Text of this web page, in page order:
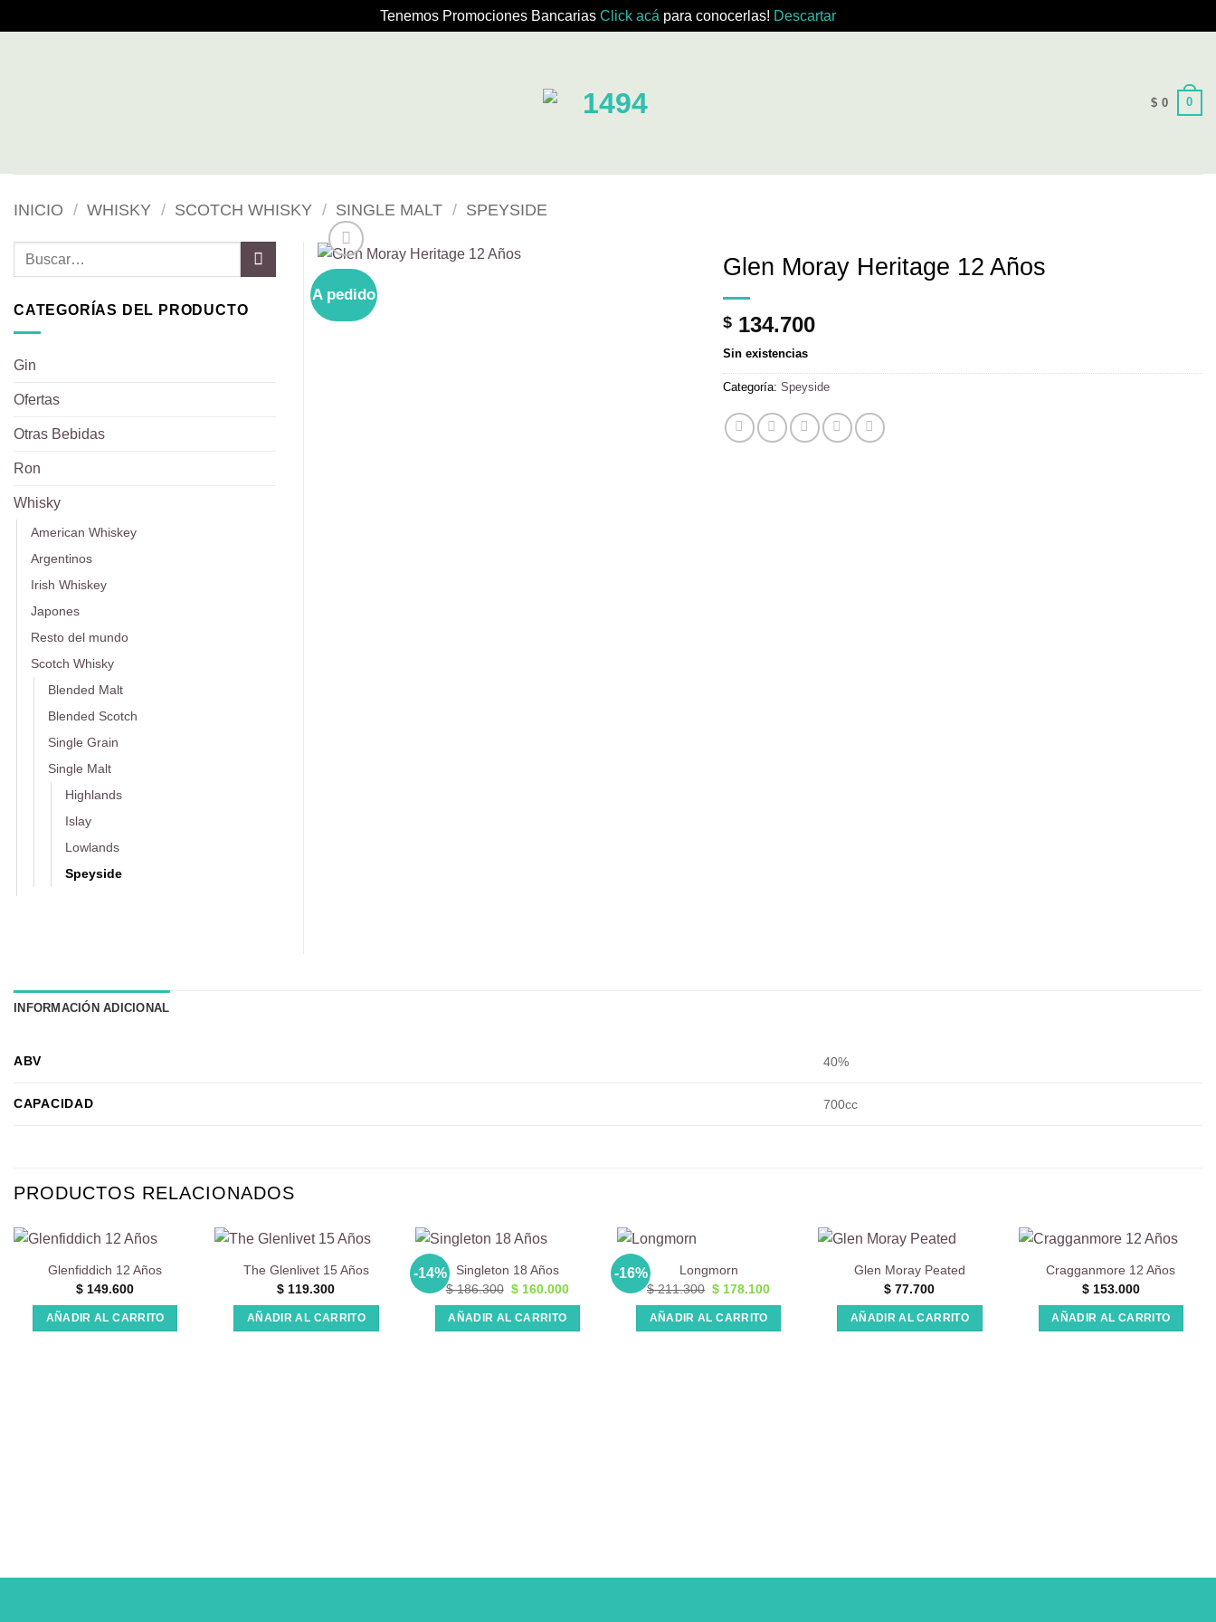
Tenemos Promociones Bancarias Click acá para conocerlas! Descartar
$ 0 0
INICIO / WHISKY / SCOTCH WHISKY / SINGLE MALT / SPEYSIDE
A pedido
Glen Moray Heritage 12 Años
$ 134.700
Sin existencias
Categoría: Speyside
Buscar
CATEGORÍAS DEL PRODUCTO
Gin
Ofertas
Otras Bebidas
Ron
Whisky
American Whiskey
Argentinos
Irish Whiskey
Japones
Resto del mundo
Scotch Whisky
Blended Malt
Blended Scotch
Single Grain
Single Malt
Highlands
Islay
Lowlands
Speyside
INFORMACIÓN ADICIONAL
ABV 40%
CAPACIDAD 700cc
PRODUCTOS RELACIONADOS
Glenfiddich 12 Años
$ 149.600
AÑADIR AL CARRITO
The Glenlivet 15 Años
$ 119.300
AÑADIR AL CARRITO
-14%
Singleton 18 Años
$186.300 El
original
era:
$160.000El
AÑADIR AL CARRITO
-16%
Longmorn
$211.300 El
original
era:
$ 178.100El
AÑADIR AL CARRITO
Glen Moray Peated
$ 77.700
AÑADIR AL CARRITO
Cragganmore 12 Años
$153.000
AÑADIR AL CARRITO